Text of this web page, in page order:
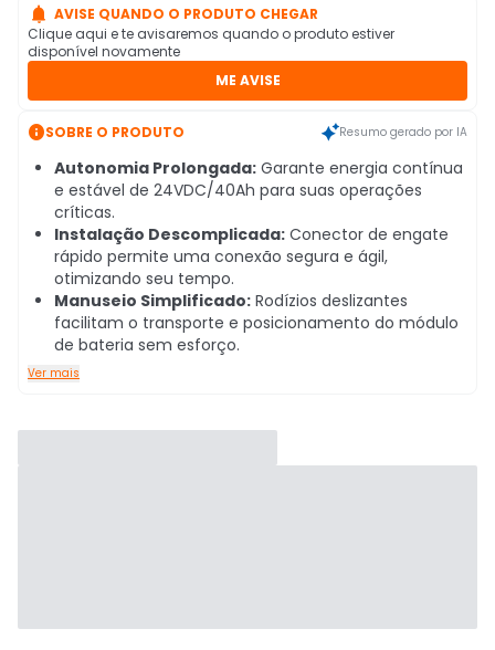
 AVISE QUANDO O PRODUTO CHEGAR
Clique aqui e te avisaremos quando o produto estiver
disponível novamente
ME AVISE
SOBRE O PRODUTO Resumo gerado por IA
Autonomia Prolongada: Garante energia contínua
e estável de 24VDC/40Ah para suas operações
críticas.
Instalação Descomplicada: Conector de engate
rápido permite uma conexão segura e ágil,
otimizando seu tempo.
Manuseio Simplificado: Rodízios deslizantes
facilitam o transporte e posicionamento do módulo
de bateria sem esforço.
Ver mais